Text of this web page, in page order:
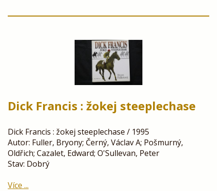
Dick Francis : žokej steeplechase
Dick Francis : žokej steeplechase / 1995
Autor: Fuller, Bryony; Černý, Václav A; Pošmurný,
Oldřich; Cazalet, Edward; O'Sullevan, Peter
Stav: Dobrý
Více ...